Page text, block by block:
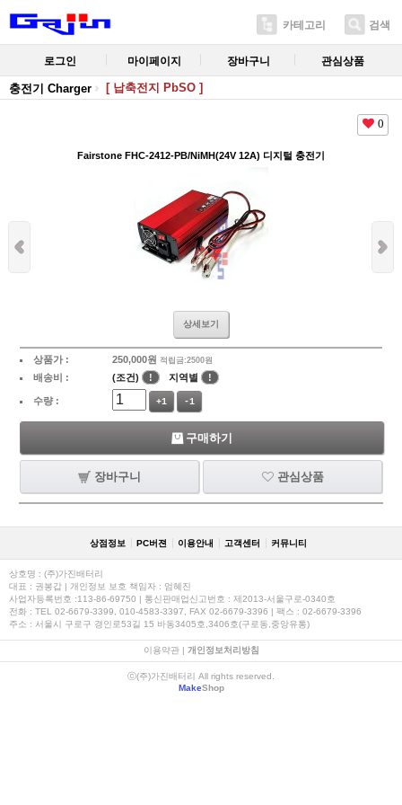
카테고리 검색
로그인 마이페이지 장바구니 관심상품
충전기 Charger [ 납축전지 PbSO ]
0
Fairstone FHC-2412-PB/NiMH(24V 12A) 디지털 충전기
상세보기
상품가 : 250,000원 적립금:2500원
배송비 : (조건) ! 지역별 !
수량 : +1 -1
구매하기
장바구니 관심상품
상점정보 PC버젼 이용안내 고객센터 커뮤니티
상호명 : (주)가진배터리
대표 : 권봉갑 | 개인정보 보호 책임자 : 엄혜진
사업자등록번호 :113-86-69750 | 통신판매업신고번호 : 제2013-서울구로-0340호
전화 : TEL 02-6679-3399, 010-4583-3397, FAX 02-6679-3396 | 팩스 : 02-6679-3396
주소 : 서울시 구로구 경인로53길 15 바동3405호,3406호(구로동,중앙유통)
이용약관| 개인정보처리방침
ⓒ(주)가진배터리 All rights reserved.
MakeShop